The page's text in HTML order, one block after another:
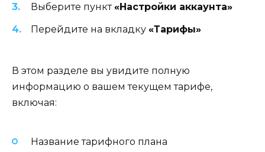
Выберите пункт«Настройки аккаунта»
Перейдите на вкладку «Тарифы»
В этом разделе вы увидите полную
информацию о вашем текущем тарифе,
включая:
Название тарифного плана